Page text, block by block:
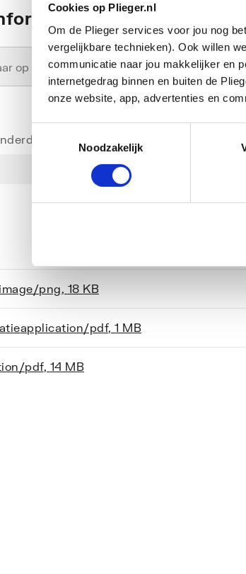
Cookies op Plieger.nl
Om de Plieger services voor jou nog
vergelijkbare technieken). Ook willen
communicatie naar jou makkelijker en
internetgedrag binnen en buiten de
onze website, app, advertenties en
Noodzakelijk
png, 18 KB
application/pdf, 1 MB
pdf, 14 MB